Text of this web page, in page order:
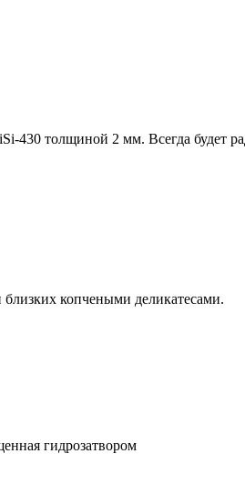
430 толщиной 2 мм. Всегда будет
копчеными деликатесами.
гидрозатвором